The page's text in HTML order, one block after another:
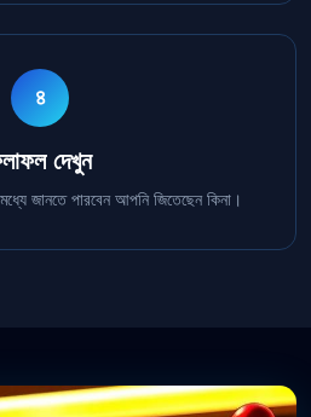
৪
দেখুন
জানতে পারবেন আপনি জিতেছেন কিনা।